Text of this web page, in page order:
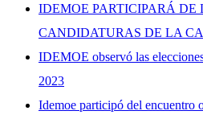
IDEMOE PARTICIPARÁ DE
CANDIDATURAS DE LA
IDEMOE observó las
2023
Idemoe participó del encuentro